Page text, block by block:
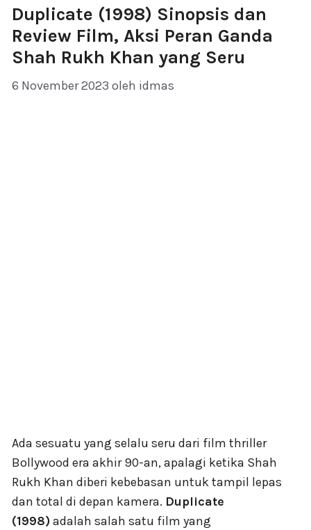
Duplicate (1998) Sinopsis dan
Review Film, Aksi Peran Ganda
Shah Rukh Khan yang Seru
6 November 2023 oleh idmas
Ada sesuatu yang selalu seru dari film thriller
Bollywood era akhir 90-an, apalagi ketika Shah
Rukh Khan diberi kebebasan untuk tampil lepas
dan total di depan kamera. Duplicate
(1998)adalah salah satu film yang